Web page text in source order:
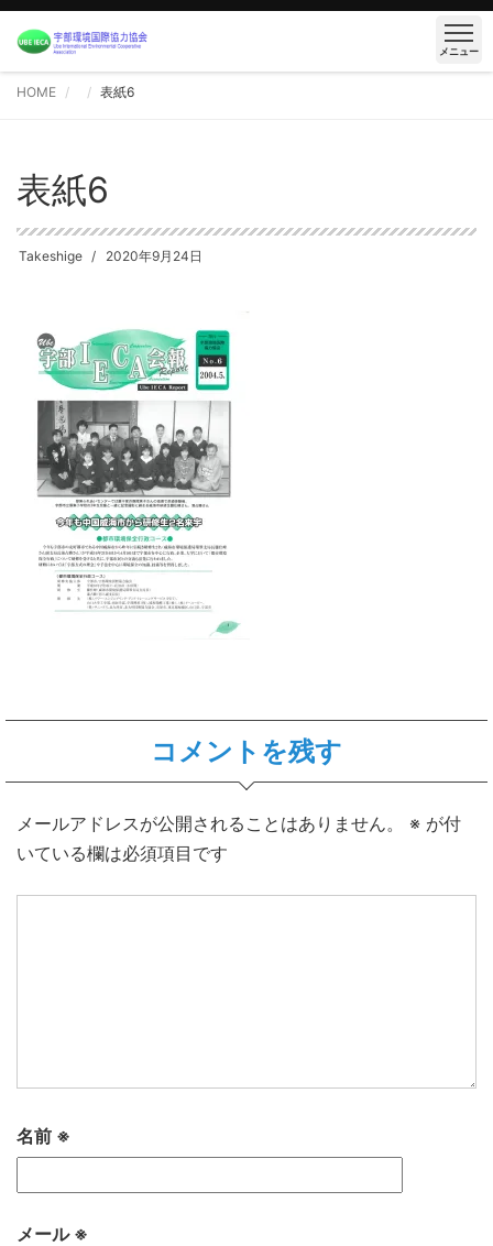
メニュー
HOME 表紙6
表紙6
Takeshige 2020年9月24日
コメントを残す
メールアドレスが公開されることはありません。 ※ が付
いている欄は必須項目です
名前 ※
メール ※